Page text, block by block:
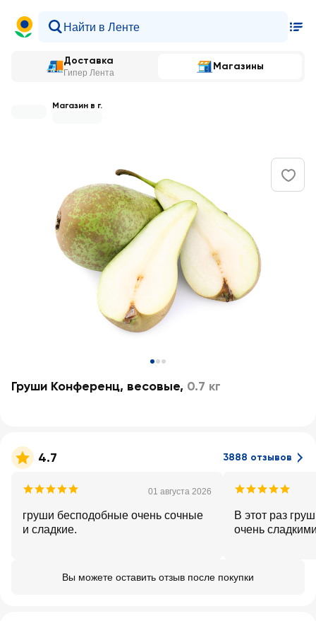
Доставка
Гипер Лента
Магазины
Магазин в г.
Груши Конференц, весовые, 0.7 кг
4.7 3888 отзывов
01 августа 2026
груши бесподобные очень сочные
и сладкие.
В этот раз
очень
Вы можете оставить отзыв после покупки